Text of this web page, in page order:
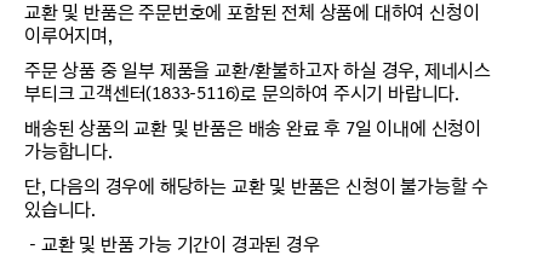
교환 및 반품은 주문번호에 포함된 전체 상품에 대하여 신청이
이루어지며,
주문 상품 중 일부 제품을 교환/환불하고자 하실 경우, 제네시스
부티크 고객센터(1833-5116)로 문의하여 주시기 바랍니다.
배송된 상품의 교환 및 반품은 배송 완료 후 7일 이내에 신청이
가능합니다.
단, 다음의 경우에 해당하는 교환 및 반품은 신청이 불가능할 수
있습니다.
－교환 및 반품 가능 기간이 경과된 경우